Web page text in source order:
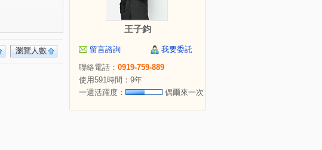
瀏覽人數
王子鈞
留言諮詢
我要委託
聯絡電話： 0919-759-889
使用591時間：9年
一週活躍度：
偶爾來一次